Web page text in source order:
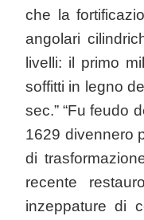
che la
angolari
livelli: il primo
soffitti in legno
sec.” “Fu feudo
1629 divennero
di
recente
inzeppature di